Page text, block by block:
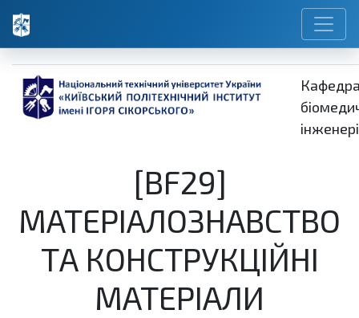
[BF29]
МАТЕРІАЛОЗНАВСТВО
ТА КОНСТРУКЦІЙНІ
МАТЕРІАЛИ